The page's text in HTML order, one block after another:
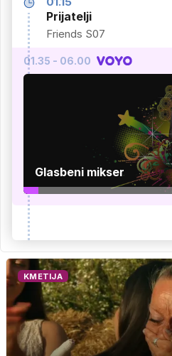
Prijatelji
Friends S07
01.35 - 06.00
Glasbeni mikser
KMETIJA